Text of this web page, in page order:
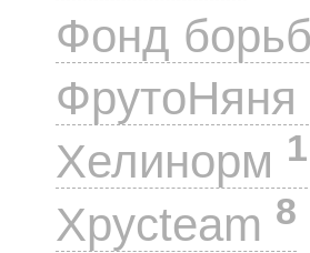
Фонд
ФрутоНяня
Хелинорм 1
Хрусteam 8